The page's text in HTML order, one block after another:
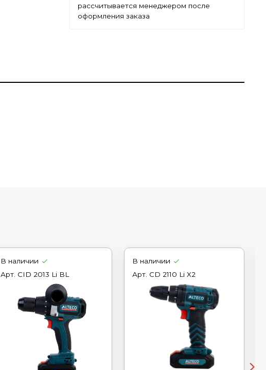
рассчитывается менеджером после
оформления заказа
В наличии
Арт. CID 2013 Li BL
В наличии
Арт. CD 2110 Li X2